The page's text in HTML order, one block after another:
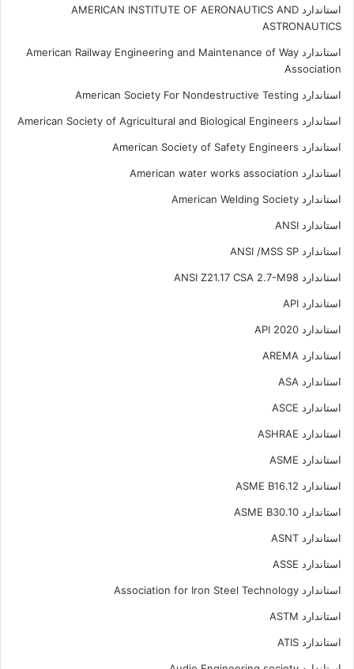
استاندارد AMERICAN INSTITUTE OF AERONAUTICS AND
ASTRONAUTICS
استاندارد American Railway Engineering and Maintenance of Way
Association
استاندارد American Society For Nondestructive Testing
استاندارد American Society of Agricultural and Biological Engineers
استاندارد American Society of Safety Engineers
استاندارد American water works association
استاندارد American Welding Society
استاندارد ANSI
استاندارد ANSI /MSS SP
استاندارد ANSI Z21.17 CSA 2.7-M98
استاندارد API
استاندارد API 2020
استاندارد AREMA
استاندارد ASA
استاندارد ASCE
استاندارد ASHRAE
استاندارد ASME
استاندارد ASME B16.12
استاندارد ASME B30.10
استاندارد ASNT
استاندارد ASSE
استاندارد Association for Iron Steel Technology
استاندارد ASTM
استاندارد ATIS